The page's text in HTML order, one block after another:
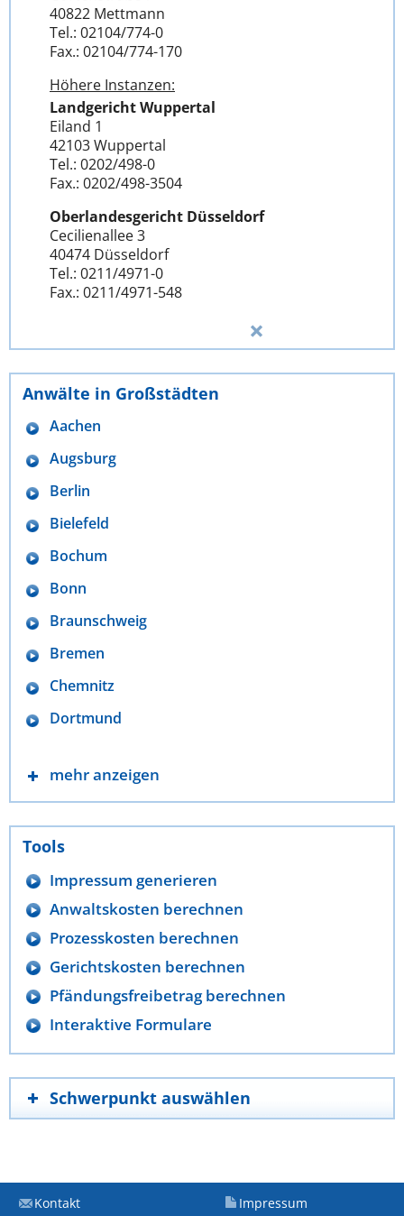
40822 Mettmann
Tel.: 02104/774-0
Fax.: 02104/774-170
Höhere Instanzen:
Landgericht Wuppertal
Eiland 1
42103 Wuppertal
Tel.: 0202/498-0
Fax.: 0202/498-3504
Oberlandesgericht Düsseldorf
Cecilienallee 3
40474 Düsseldorf
Tel.: 0211/4971-0
Fax.: 0211/4971-548
Anwälte in Großstädten
Aachen
Augsburg
Berlin
Bielefeld
Bochum
Bonn
Braunschweig
Bremen
Chemnitz
Dortmund
mehr anzeigen
Tools
Impressum generieren
Anwaltskosten berechnen
Prozesskosten berechnen
Gerichtskosten berechnen
Pfändungsfreibetrag berechnen
Interaktive Formulare
Schwerpunkt auswählen
Kontakt Impressum